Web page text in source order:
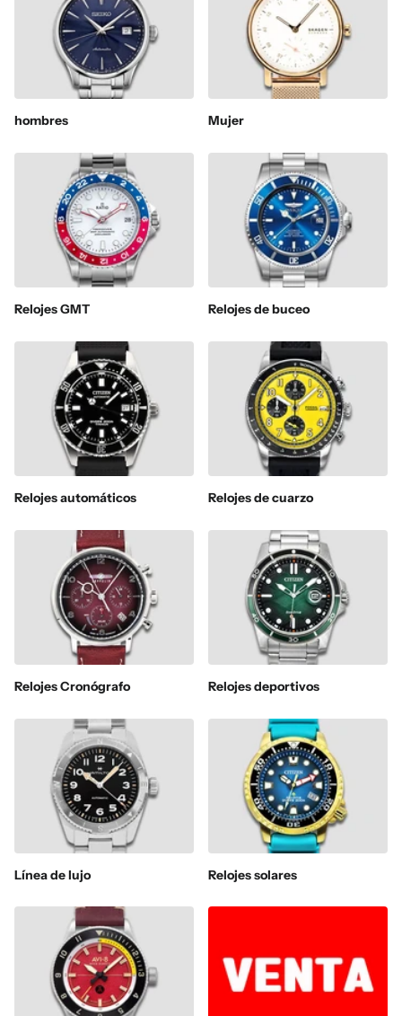
hombres Mujer
Relojes GMT Relojes de buceo
Relojes automáticos Relojes de cuarzo
Relojes Cronógrafo Relojes deportivos
Línea de lujo Relojes solares